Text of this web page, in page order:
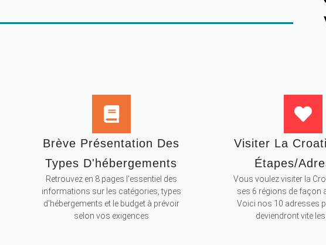
Brève Présentation Des
Types D'hébergements
Retrouvez en 8 pages l'essentiel des
informations sur les catégories, types
d'hébergements et le budget à prévoir
selon vos exigences
Visiter La
Étapes/
Vous voulez visiter la
ses 6 régions de façon
Voici nos 10 adresses
deviendront vite